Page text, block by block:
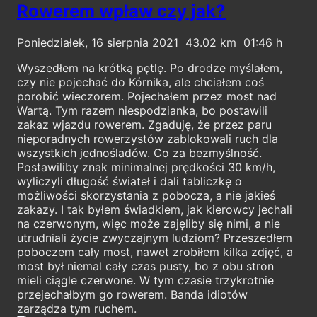
Rowerem wpław czy jak?
Poniedziałek, 16 sierpnia 2021 43.02
01:46
Wyszedłem na krótką pętlę. Po drodze myślałem,
czy nie pojechać do Kórnika, ale chciałem coś
porobić wieczorem. Pojechałem przez most nad
Wartą. Tym razem niespodzianka, bo postawili
zakaz wjazdu rowerem. Zgaduję, że przez paru
nieporadnych rowerzystów zablokowali ruch dla
wszystkich jednośladów. Co za bezmyślność.
Postawiliby znak minimalnej prędkości 30 km/h,
wyliczyli długość świateł i dali tabliczkę o
możliwości skorzystania z pobocza, a nie jakieś
zakazy. I tak byłem świadkiem, jak kierowcy jechali
na czerwonym, więc może zajęliby się nimi, a nie
utrudniali życie zwyczajnym ludziom? Przeszedłem
poboczem cały most, nawet zrobiłem kilka zdjęć, a
most był niemal cały czas pusty, bo z obu stron
mieli ciągle czerwone. W tym czasie trzykrotnie
przejechałbym go rowerem. Banda idiotów
zarządza tym ruchem.